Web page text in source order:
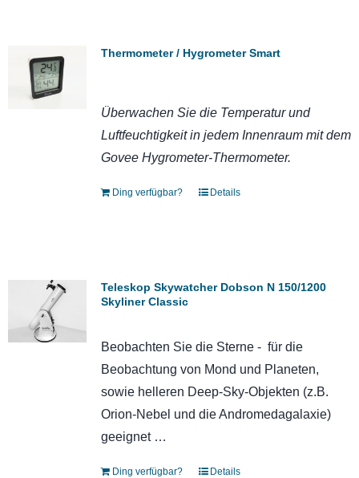
Thermometer / Hygrometer Smart
Überwachen Sie die Temperatur und
Luftfeuchtigkeit in jedem Innenraum mit dem
Govee Hygrometer-Thermometer.
Ding verfügbar? Details
Teleskop Skywatcher Dobson N 150/1200
Skyliner Classic
Beobachten Sie die Sterne - für die
Beobachtung von Mond und Planeten,
sowie helleren Deep-Sky-Objekten (z.B.
Orion-Nebel und die Andromedagalaxie)
geeignet …
Ding verfügbar? Details